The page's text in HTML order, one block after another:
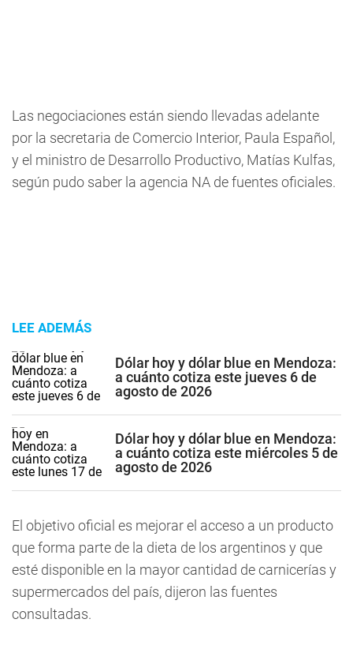
Las negociaciones están siendo llevadas adelante
por la secretaria de Comercio Interior, Paula Español,
y el ministro de Desarrollo Productivo, Matías Kulfas,
según pudo saber la agencia NA de fuentes oficiales.
LEE ADEMÁS
Dólar hoy y dólar blue en Mendoza:
a cuánto cotiza este jueves 6 de
agosto de 2026
Dólar hoy y dólar blue en Mendoza:
a cuánto cotiza este miércoles 5 de
agosto de 2026
El objetivo oficial es mejorar el acceso a un producto
que forma parte de la dieta de los argentinos y que
esté disponible en la mayor cantidad de carnicerías y
supermercados del país, dijeron las fuentes
consultadas.